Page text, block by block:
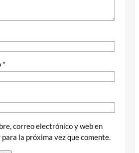
*
correo electrónico y web en
la próxima vez que comente.